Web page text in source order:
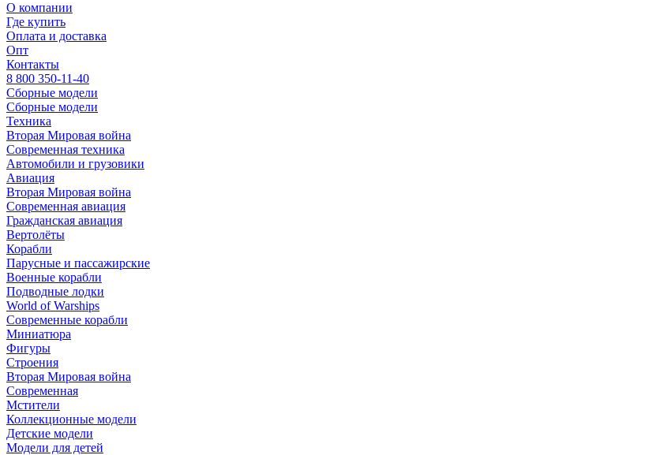
О компании
Где купить
Оплата и доставка
Опт
Контакты
8 800 350-11-40
Сборные модели
Сборные модели
Техника
Вторая Мировая война
Современная техника
Автомобили и грузовики
Авиация
Вторая Мировая война
Современная авиация
Гражданская авиация
Вертолёты
Корабли
Парусные и пассажирские
Военные корабли
Подводные лодки
World of Warships
Современные корабли
Миниатюра
Фигуры
Строения
Вторая Мировая война
Современная
Мстители
Коллекционные модели
Детские модели
Модели для детей